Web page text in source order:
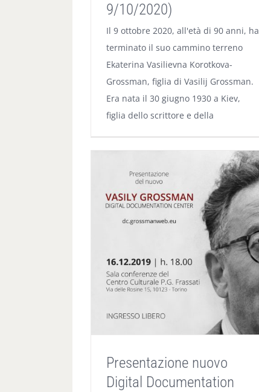
9/10/2020)
Il 9 ottobre 2020, all'età di 90 anni, ha
terminato il suo cammino terreno
Ekaterina Vasilievna Korotkova-
Grossman, figlia di Vasilij Grossman.
Era nata il 30 giugno 1930 a Kiev,
figlia dello scrittore e della
Presentazione nuovo
Digital Documentation